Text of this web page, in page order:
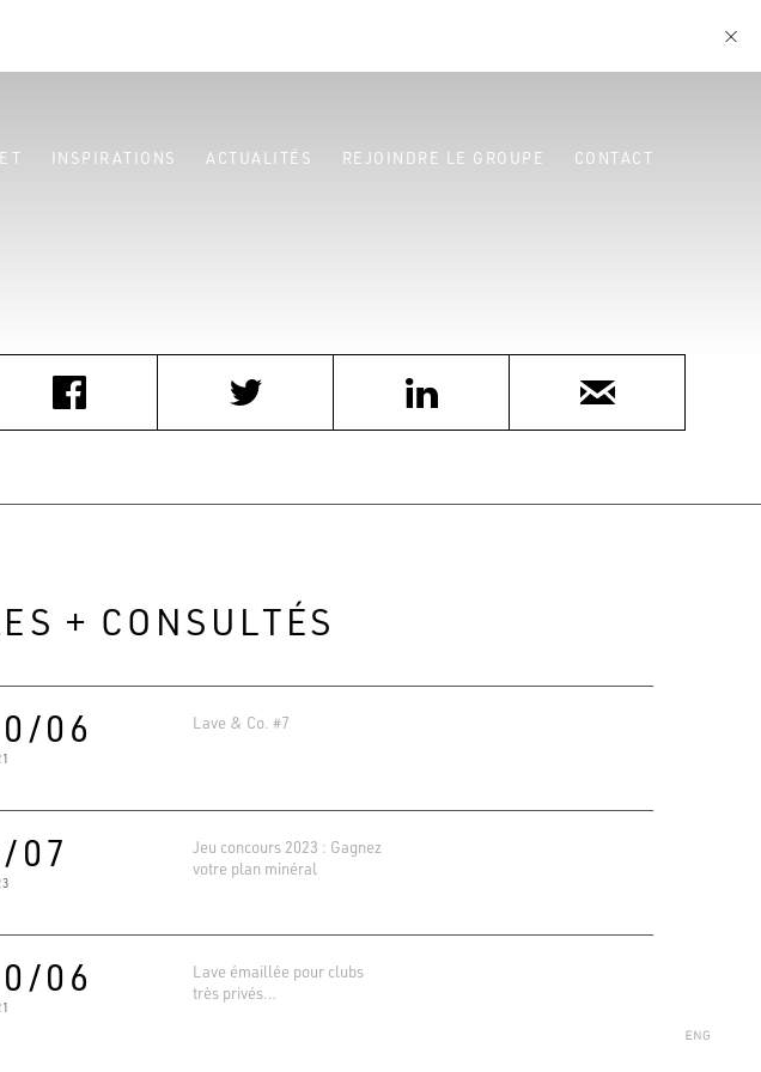
INSPIRATIONS ACTUALITÉS REJOINDRE LE GROUPE CONTACT
+ CONSULTÉS
06 Lave & Co. #7
07
Jeu concours 2023 : Gagnez
votre plan minéral
06
Lave émaillée pour clubs
très privés…
4.6
Basé sur 138 avis